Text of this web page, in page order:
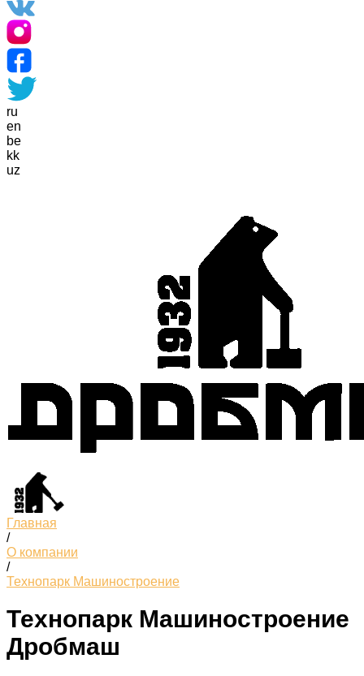
ru
en
be
kk
uz
Главная
/
О компании
/
Технопарк Машиностроение
Технопарк Машиностроение
Дробмаш